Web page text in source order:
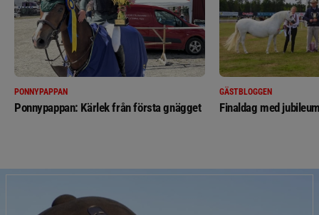
PONNYPAPPAN
Ponnypappan: Kärlek från första gnägget
GÄSTBLOGGEN
Finaldag med